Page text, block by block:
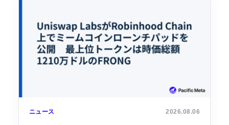
ニュース 2026.08.06